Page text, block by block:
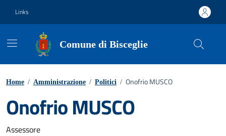
Links
Comune di Bisceglie
Home / Amministrazione / Politici / Onofrio MUSCO
Onofrio MUSCO
Assessore